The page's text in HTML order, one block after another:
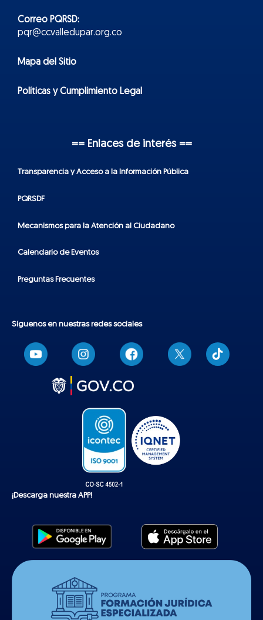
Correo PQRSD:
pqr@ccvalledupar.org.co
Mapa del Sitio
Políticas y Cumplimiento Legal
== Enlaces de interés ==
Transparencia y Acceso a la Información Pública
PQRSDF
Mecanismos para la Atención al Ciudadano
Calendario de Eventos
Preguntas Frecuentes
Síguenos en nuestras redes sociales
T
i
k
¡Descarga nuestra APP!